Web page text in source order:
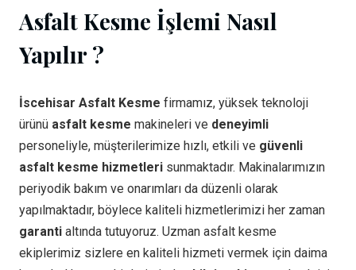
Asfalt Kesme İşlemi Nasıl
Yapılır ?
İscehisar Asfalt Kesme firmamız, yüksek teknoloji
ürünü asfalt kesme makineleri ve deneyimli
personeliyle, müşterilerimize hızlı, etkili ve güvenli
asfalt kesme hizmetleri sunmaktadır. Makinalarımızın
periyodik bakım ve onarımları da düzenli olarak
yapılmaktadır, böylece kaliteli hizmetlerimizi her zaman
garanti altında tutuyoruz. Uzman asfalt kesme
ekiplerimiz sizlere en kaliteli hizmeti vermek için daima